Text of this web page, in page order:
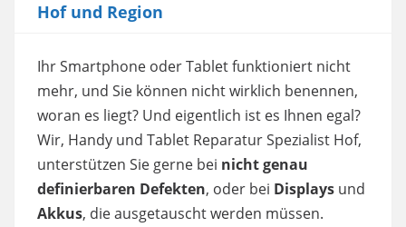
Hof und Region
Ihr Smartphone oder Tablet funktioniert nicht
mehr, und Sie können nicht wirklich benennen,
woran es liegt? Und eigentlich ist es Ihnen egal?
Wir, Handy und Tablet Reparatur Spezialist Hof,
unterstützen Sie gerne bei nicht genau
definierbaren Defekten, oder bei Displays und
Akkus, die ausgetauscht werden müssen.